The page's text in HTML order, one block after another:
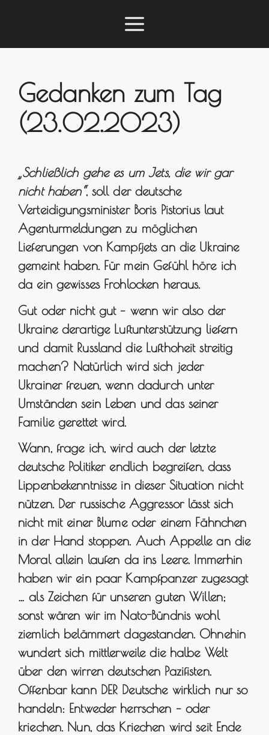
springen
Menü
Gedanken zum Tag
(23.02.2023)
„Schließlich gehe es um Jets, die wir gar
nicht haben“, soll der deutsche
Verteidigungsminister Boris Pistorius laut
Agenturmeldungen zu möglichen
Lieferungen von Kampfjets an die Ukraine
gemeint haben. Für mein Gefühl höre ich
da ein gewisses Frohlocken heraus.
Gut oder nicht gut – wenn wir also der
Ukraine derartige Luftunterstützung liefern
und damit Russland die Lufthoheit streitig
machen? Natürlich wird sich jeder
Ukrainer freuen, wenn dadurch unter
Umständen sein Leben und das seiner
Familie gerettet wird.
Wann, frage ich, wird auch der letzte
deutsche Politiker endlich begreifen, dass
Lippenbekenntnisse in dieser Situation nicht
nützen. Der russische Aggressor lässt sich
nicht mit einer Blume oder einem Fähnchen
in der Hand stoppen. Auch Appelle an die
Moral allein laufen da ins Leere. Immerhin
haben wir ein paar Kampfpanzer zugesagt
… als Zeichen für unseren guten Willen;
sonst wären wir im Nato-Bündnis wohl
ziemlich belämmert dagestanden. Ohnehin
wundert sich mittlerweile die halbe Welt
über den wirren deutschen Pazifisten.
Offenbar kann DER Deutsche wirklich nur so
handeln: Entweder herrschen – oder
kriechen. Nun, das Kriechen wird seit Ende